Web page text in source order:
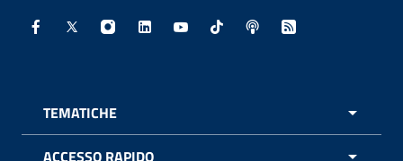
Facebook - Sito esterno - Apertura in nuova finestra
X - Sito esterno - Apertura in nuova finestra
Instagram - Sito esterno - Apertura in
Linkedin - Sito esterno - Apertura in
Youtube - Sito esterno -
TikTok - Sito esterno -
Spreaker - Sito
Feed RSS -
TEMATICHE